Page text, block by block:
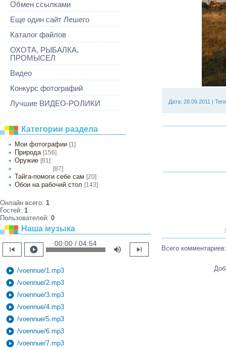
Обмен ссылками
Еще один сайт Лешего
Каталог файлов
ОХОТА, РЫБАЛКА,
ПРОМЫСЕЛ
Видео
Конкурс фотографий
Лучшие ВИДЕО-РОЛИКИ
Категории раздела
Мои фотографии [1]
Природа [156]
Оружие [81]
[87]
Тайга-помоги себе сам [20]
Обои на рабочий стол [143]
Онлайн всего: 1
Гостей: 1
Пользователей: 0
Наша музыка
skip_previous play_circle
00:00 / 04:54
volume_up skip_next
play_circle /voennue/1.mp3
play_circle /voennue/2.mp3
play_circle /voennue/3.mp3
play_circle /voennue/4.mp3
play_circle /voennue/5.mp3
play_circle /voennue/6.mp3
play_circle /voennue/7.mp3
Дата: 28.09.2011 | Теги
Всего комментариев